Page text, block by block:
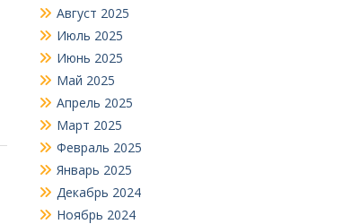
Август 2025
Июль 2025
Июнь 2025
Май 2025
Апрель 2025
Март 2025
Февраль 2025
Январь 2025
Декабрь 2024
Ноябрь 2024